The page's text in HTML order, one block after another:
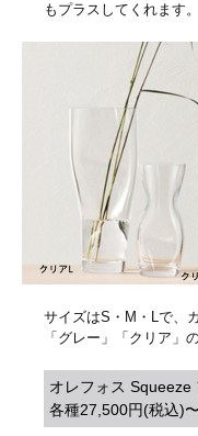
もプラスしてくれます。
サイズはS・M・Lで、
「グレー」「クリア」
オレフォス Squeeze
各種27,500円(税込)〜